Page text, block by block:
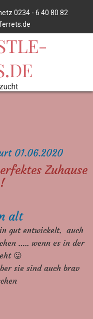
0234 - 6 40 80 82
Zuhause
alt
gut entwickelt. auch
….. wenn es in der
😛
sie sind auch brav